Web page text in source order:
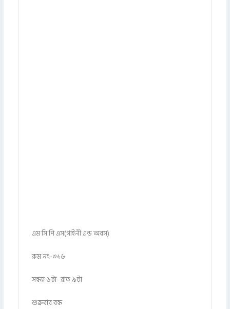
এম সি পি এস(গাইনী এন্ড অবস)
রুম নং-৩১৬
সন্ধ্যা ৬টা- রাত ৯টা
শুক্রবার বন্ধ